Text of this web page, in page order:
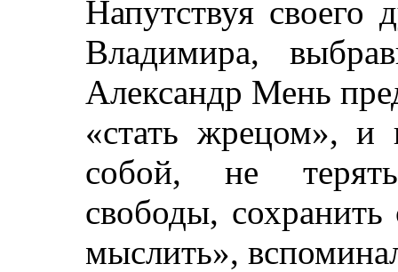
Напутствуя своего
Владимира,
Александр Мень
«стать жрецом», и
собой, не
свободы, сохранить
мыслить»,